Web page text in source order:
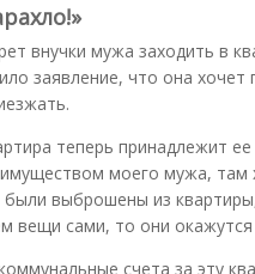
внучки мужа заходить в
заявление, что она
теперь принадлежит
моего мужа, там
выброшены из
вещи сами, то они
счета за эту